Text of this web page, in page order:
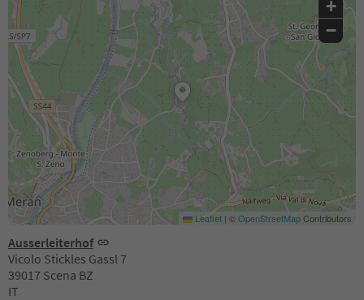
Ausserleiterhof
Vicolo Stickles Gassl 7
39017 Scena BZ
IT
+
−
Leaflet | ©OpenStreetMapContributors